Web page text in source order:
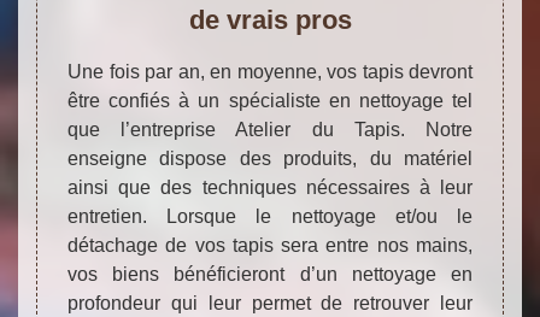
de vrais pros
Une fois par an, en moyenne, vos tapis devront
être confiés à un spécialiste en nettoyage tel
que l’entreprise Atelier du Tapis. Notre
enseigne dispose des produits, du matériel
ainsi que des techniques nécessaires à leur
entretien. Lorsque le nettoyage et/ou le
détachage de vos tapis sera entre nos mains,
vos biens bénéficieront d’un nettoyage en
profondeur qui leur permet de retrouver leur